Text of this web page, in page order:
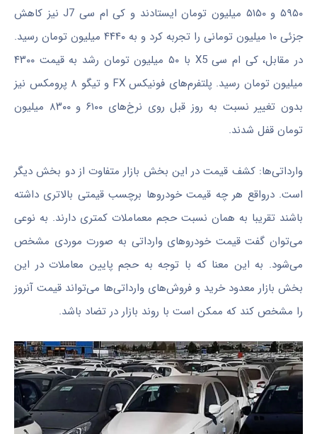
۵۹۵۰ و ۵۱۵۰ میلیون تومان ایستادند و کی ام سی J7 نیز کاهش
جزئی ۱۰ میلیون تومانی را تجربه کرد و به ۴۴۴۰ میلیون تومان رسید.
در مقابل، کی ام سی X5 با ۵۰ میلیون تومان رشد به قیمت ۴۳۰۰
میلیون تومان رسید. پلتفرم‌های فونیکس FX و تیگو ۸ پرومکس نیز
بدون تغییر نسبت به روز قبل روی نرخ‌های ۶۱۰۰ و ۸۳۰۰ میلیون
تومان قفل شدند.
وارداتی‌ها: کشف قیمت در این بخش بازار متفاوت از دو بخش دیگر
است. درواقع هر چه قیمت خودروها برچسب قیمتی بالاتری داشته
باشند تقریبا به همان نسبت حجم معماملات کمتری دارند. به نوعی
می‌توان گفت قیمت خودروهای وارداتی به صورت موردی مشخص
می‌شود. به این معنا که با توجه به حجم پایین معاملات در این
بخش بازار معدود خرید و فروش‌های وارداتی‌ها می‌تواند قیمت آنروز
را مشخص کند که ممکن است با روند بازار در تضاد باشد.